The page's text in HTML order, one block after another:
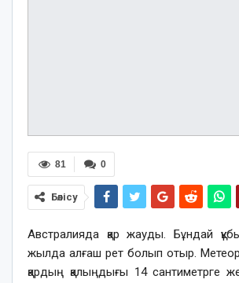
0
81
Бөлісу
Австралияда қар жауды. Бұндай
жылда алғаш рет болып отыр.
қардың қалыңдығы 14 сантиметрге